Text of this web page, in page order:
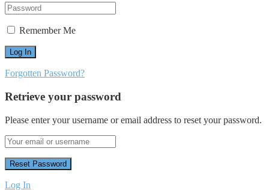
Remember Me
Forgotten Password?
Retrieve your password
Please enter your username or email address to reset your password.
Log In